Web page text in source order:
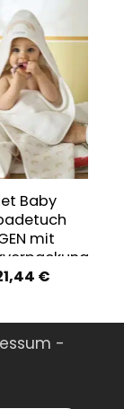
Baby
mit
Preis
€
€Aktueller
21,44 €.
-